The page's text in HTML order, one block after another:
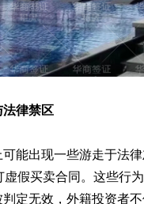
律禁区
能出现一些游走于法
假买卖合同。这些行
定无效，外籍投资者